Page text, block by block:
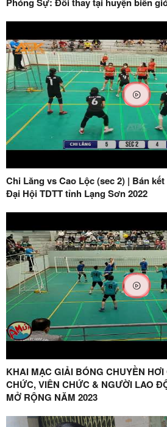
Chi Lăng vs Cao Lộc (sec 2) | Bán
Đại Hội TDTT tỉnh Lạng Sơn 2022
KHAI MẠC GIẢI BÓNG CHUYỀN
CHỨC, VIÊN CHỨC & NGƯỜI LAO
MỞ RỘNG NĂM 2023